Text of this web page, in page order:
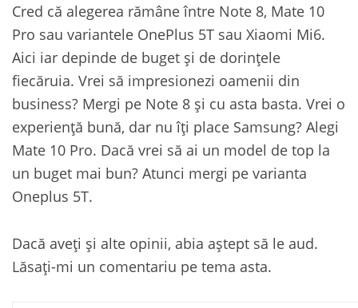
Cred că alegerea rămâne între Note 8, Mate 10
Pro sau variantele OnePlus 5T sau Xiaomi Mi6.
Aici iar depinde de buget și de dorințele
fiecăruia. Vrei să impresionezi oamenii din
business? Mergi pe Note 8 și cu asta basta. Vrei o
experiență bună, dar nu îți place Samsung? Alegi
Mate 10 Pro. Dacă vrei să ai un model de top la
un buget mai bun? Atunci mergi pe varianta
Oneplus 5T.
Dacă aveți și alte opinii, abia aștept să le aud.
Lăsați-mi un comentariu pe tema asta.